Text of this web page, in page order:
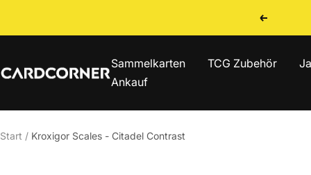
Zurück
Sammelkarten TCG Zubehör
Ankauf
CARDCORNER
Start Kroxigor Scales - Citadel Contrast